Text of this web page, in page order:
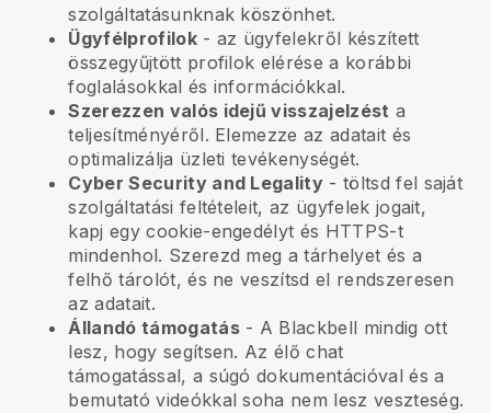
szolgáltatásunknak köszönhet.
Ügyfélprofilok- az ügyfelekről készített
összegyűjtött profilok elérése a korábbi
foglalásokkal és információkkal.
Szerezzen valós idejű visszajelzést a
teljesítményéről. Elemezze az adatait és
optimalizálja üzleti tevékenységét.
Cyber Security and Legality - töltsd fel saját
szolgáltatási feltételeit, az ügyfelek jogait,
kapj egy cookie-engedélyt és HTTPS-t
mindenhol. Szerezd meg a tárhelyet és a
felhő tárolót, és ne veszítsd el rendszeresen
az adatait.
Állandó támogatás- A Blackbell mindig ott
lesz, hogy segítsen. Az élő chat
támogatással, a súgó dokumentációval és a
bemutató videókkal soha nem lesz veszteség.